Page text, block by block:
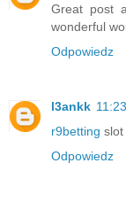
Great post
wonderful
Odpowiedz
l3ankk
r9betting slot
Odpowiedz